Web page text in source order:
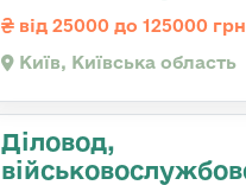
від 25000 до 125000 грн
Київ, Київська область
Діловод,